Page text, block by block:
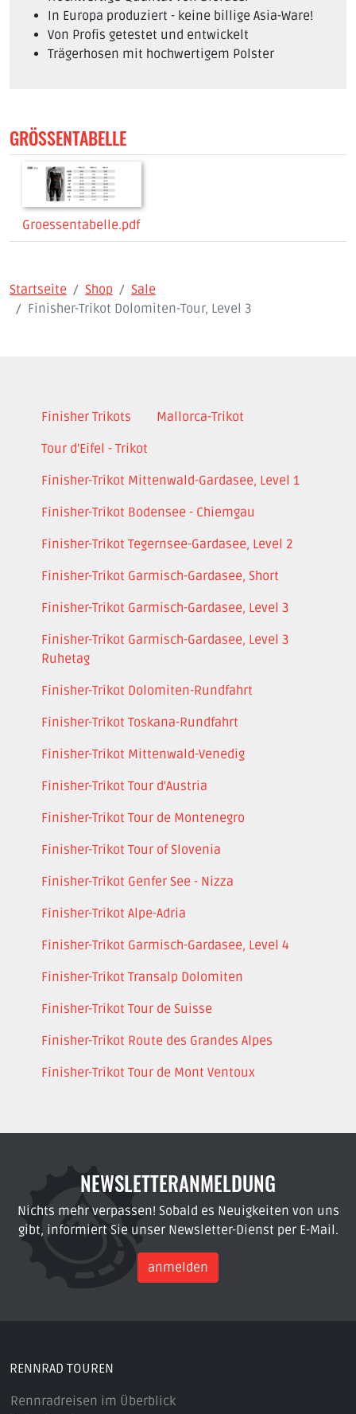
In Europa produziert - keine billige Asia-Ware!
Von Profis getestet und entwickelt
Trägerhosen mit hochwertigem Polster
GRÖSSENTABELLE
Groessentabelle.pdf
Startseite Shop
Sale
Finisher-Trikot Dolomiten-Tour, Level 3
Finisher Trikots
Mallorca-Trikot
Tour d'Eifel - Trikot
Finisher-Trikot Mittenwald-Gardasee, Level 1
Finisher-Trikot Bodensee - Chiemgau
Finisher-Trikot Tegernsee-Gardasee, Level 2
Finisher-Trikot Garmisch-Gardasee, Short
Finisher-Trikot Garmisch-Gardasee, Level 3
Finisher-Trikot Garmisch-Gardasee, Level 3
Ruhetag
Finisher-Trikot Dolomiten-Rundfahrt
Finisher-Trikot Toskana-Rundfahrt
Finisher-Trikot Mittenwald-Venedig
Finisher-Trikot Tour d'Austria
Finisher-Trikot Tour de Montenegro
Finisher-Trikot Tour of Slovenia
Finisher-Trikot Genfer See - Nizza
Finisher-Trikot Alpe-Adria
Finisher-Trikot Garmisch-Gardasee, Level 4
Finisher-Trikot Transalp Dolomiten
Finisher-Trikot Tour de Suisse
Finisher-Trikot Route des Grandes Alpes
Finisher-Trikot Tour de Mont Ventoux
NEWSLETTERANMELDUNG
Nichts mehr verpassen! Sobald es Neuigkeiten von uns
gibt, informiert Sie unser Newsletter-Dienst per E-Mail.
anmelden
RENNRAD TOUREN
Rennradreisen im Überblick